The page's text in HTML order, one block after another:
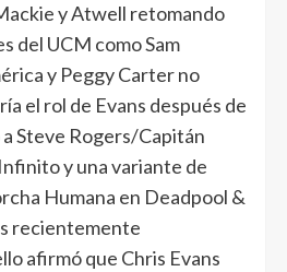
y Atwell retomando
del UCM como Sam
y Peggy Carter no
el rol de Evans después de
Steve Rogers/Capitán
y una variante de
Humana en Deadpool &
recientemente
afirmó que Chris Evans